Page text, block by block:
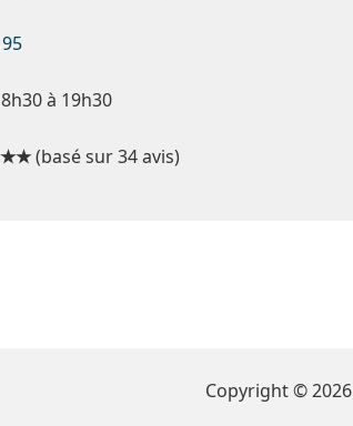
à 19h30
(basé sur 34 avis)
Copyright © 2026